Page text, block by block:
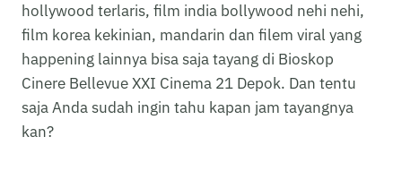
hollywood terlaris, film india bollywood nehi nehi,
film korea kekinian, mandarin dan filem viral yang
happening lainnya bisa saja tayang di Bioskop
Cinere Bellevue XXI Cinema 21 Depok. Dan tentu
saja Anda sudah ingin tahu kapan jam tayangnya
kan?